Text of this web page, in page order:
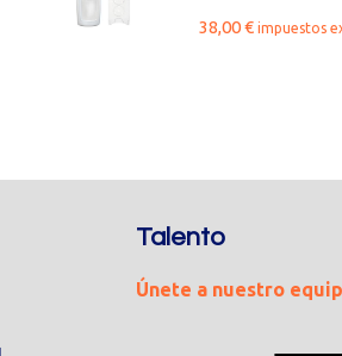
38,00€ impuestos
Talento
Únete a nuestro